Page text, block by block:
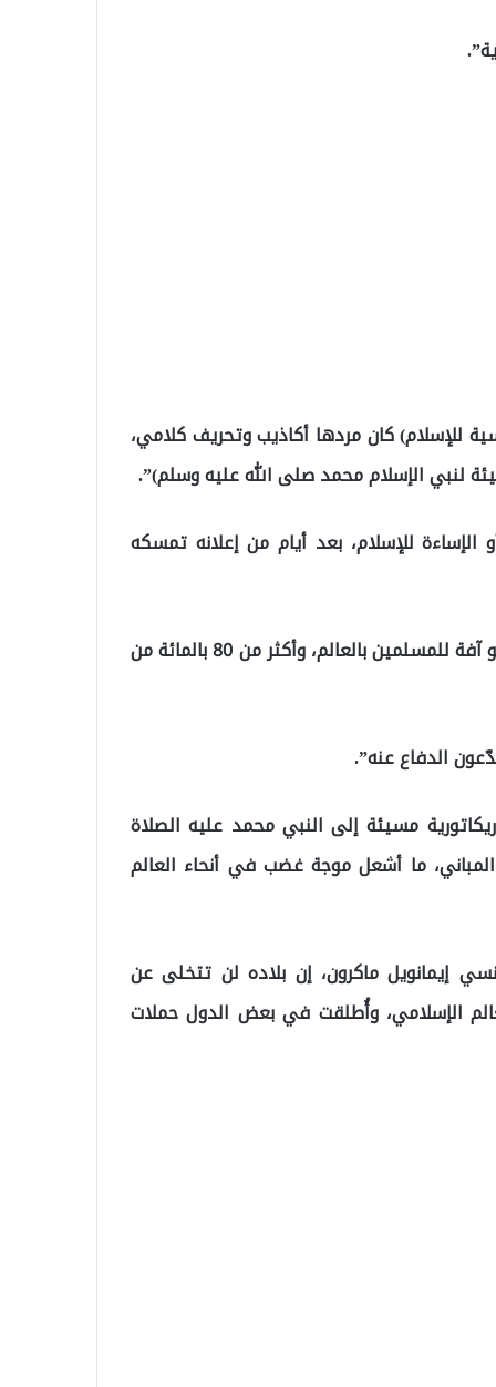
للإسلام) كان مردها أكاذيب وتحريف كلامي،
لنبي الإسلام محمد صلى الله عليه وسلم)”.
للإسلام، بعد أيام من إعلانه تمسكه
وفي السياق، قال ماكرون، إن “ما يمارس باسم الإسلام هو آفة للمسلمين بالعالم، وأكثر من 80 بالمائة من
الدفاع عنه”.
مسيئة إلى النبي محمد عليه الصلاة
ما أشعل موجة غضب في أنحاء العالم
إيمانويل ماكرون، إن بلاده لن تتخلى عن
الإسلامي، وأُطلقت في بعض الدول حملات